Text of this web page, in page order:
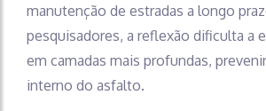
manutenção de estradas a longo
pesquisadores, a reflexão dificulta a
em camadas mais profundas,
interno do asfalto.